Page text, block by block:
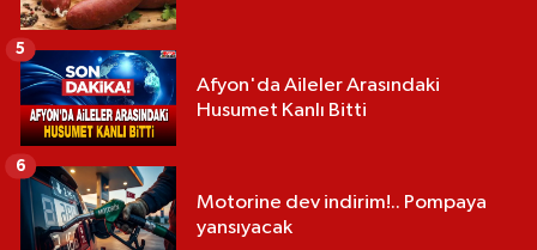
Afyon'da Aileler Arasındaki
Husumet Kanlı Bitti
5
Motorine dev indirim!.. Pompaya
yansıyacak
6